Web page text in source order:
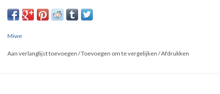
Een MIWE Signo Convectie oven bakkerijoven afbakoven.
Bouwjaar: 2006
380V
Miwe
Aan verlanglijst toevoegen /Toevoegen om te vergelijken /Afdrukken